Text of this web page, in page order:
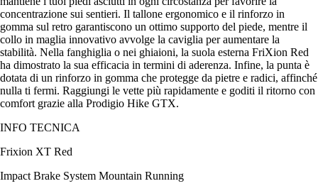
concentrazione sui sentieri. Il tallone ergonomico e il rinforzo in
gomma sul retro garantiscono un ottimo supporto del piede, mentre il
collo in maglia innovativo avvolge la caviglia per aumentare la
stabilità. Nella fanghiglia o nei ghiaioni, la suola esterna FriXion Red
ha dimostrato la sua efficacia in termini di aderenza. Infine, la punta è
dotata di un rinforzo in gomma che protegge da pietre e radici, affinché
nulla ti fermi. Raggiungi le vette più rapidamente e goditi il ritorno con
comfort grazie alla Prodigio Hike GTX.
INFO TECNICA
Frixion XT Red
Impact Brake System Mountain Running